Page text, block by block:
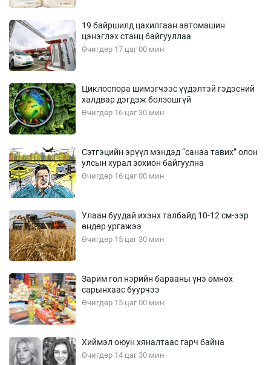
19 байршилд цахилгаан автомашин
цэнэглэх станц байгууллаа
Өчигдөр 17 цаг 00 мин
Циклоспора шимэгчээс үүдэлтэй гэдэсний
халдвар дэгдэж болзошгүй
Өчигдөр 16 цаг 30 мин
Сэтгэцийн эрүүл мэндэд “санаа тавих” олон
улсын хурал зохион байгуулна
Өчигдөр 16 цаг 00 мин
Улаан буудай ихэнх талбайд 10-12 см-ээр
өндөр ургажээ
Өчигдөр 15 цаг 30 мин
Зарим гол нэрийн барааны үнэ өмнөх
сарынхаас буурчээ
Өчигдөр 15 цаг 00 мин
Хиймэл оюун хяналтаас гарч байна
Өчигдөр 14 цаг 30 мин